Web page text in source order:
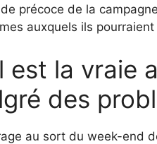
précoce de la
auxquels ils
est la vraie
des
au sort du week-end